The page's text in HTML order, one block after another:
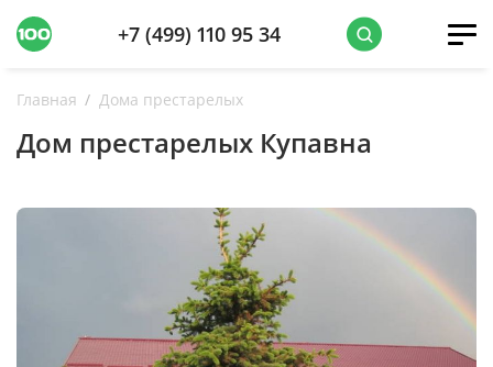
+7 (499) 110 95 34
Главная Дома престарелых
Дом престарелых Купавна